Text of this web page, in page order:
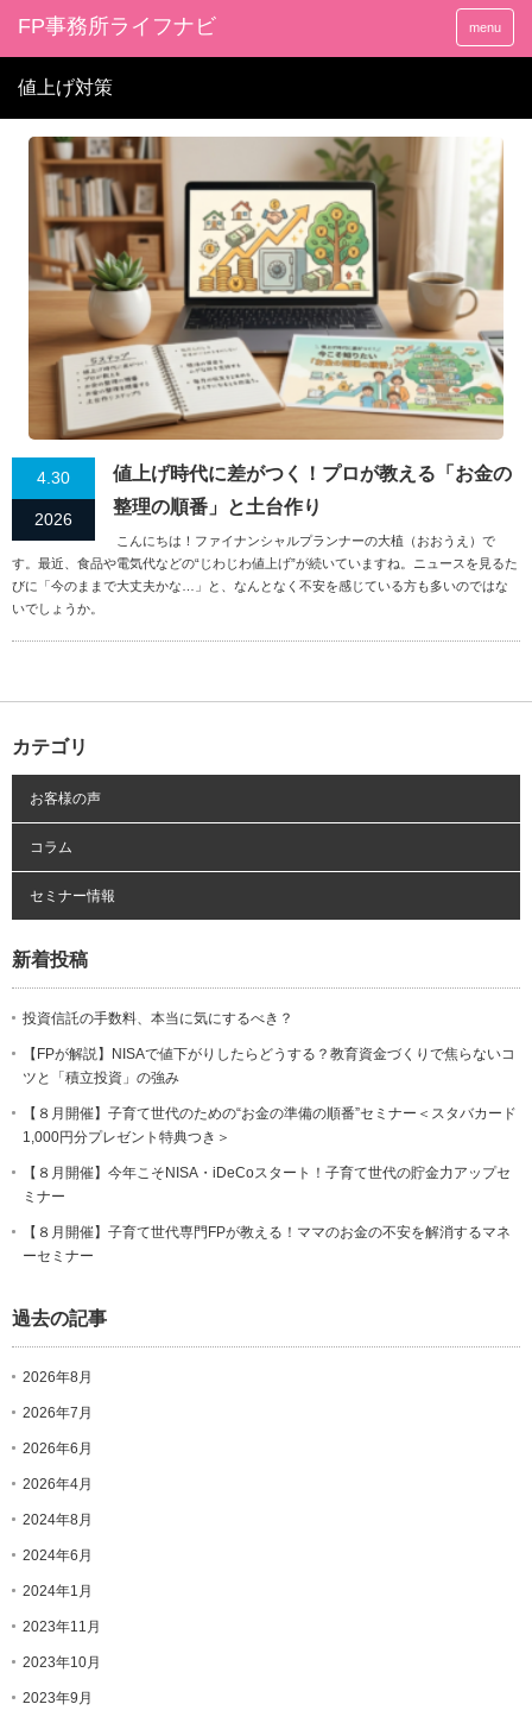
FP事務所ライフナビ menu
値上げ対策
4.30
2026
値上げ時代に差がつく！プロが教える「お金の
整理の順番」と土台作り
こんにちは！ファイナンシャルプランナーの大植（おおうえ）で
す。最近、食品や電気代などの“じわじわ値上げ”が続いていますね。ニュースを見るた
びに「今のままで大丈夫かな…」と、なんとなく不安を感じている方も多いのではな
いでしょうか。
カテゴリ
お客様の声
コラム
セミナー情報
新着投稿
投資信託の手数料、本当に気にするべき？
【FPが解説】NISAで値下がりしたらどうする？教育資金づくりで焦らないコ
ツと「積立投資」の強み
【８月開催】子育て世代のための“お金の準備の順番”セミナー＜スタバカード
1,000円分プレゼント特典つき＞
【８月開催】今年こそNISA・iDeCoスタート！子育て世代の貯金力アップセ
ミナー
【８月開催】子育て世代専門FPが教える！ママのお金の不安を解消するマネ
ーセミナー
過去の記事
2026年8月
2026年7月
2026年6月
2026年4月
2024年8月
2024年6月
2024年1月
2023年11月
2023年10月
2023年9月